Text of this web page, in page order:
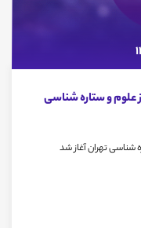
علوم و ستاره شناسی
شناسی تهران آغاز شد